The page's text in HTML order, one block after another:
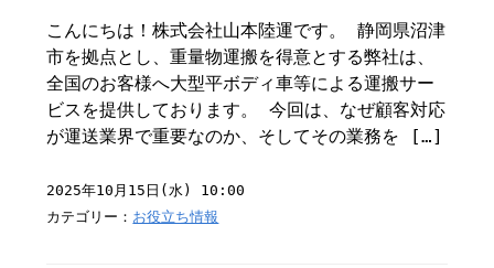
こんにちは！株式会社山本陸運です。 静岡県沼津
市を拠点とし、重量物運搬を得意とする弊社は、
全国のお客様へ大型平ボディ車等による運搬サー
ビスを提供しております。 今回は、なぜ顧客対応
が運送業界で重要なのか、そしてその業務を […]
2025年10月15日(水) 10:00
カテゴリー： お役立ち情報